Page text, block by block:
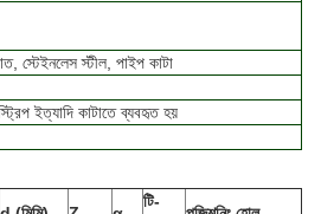
স্টেইনলেস স্টীল, পাইপ কাটা
ইত্যাদি কাটাতে ব্যবহৃত হয়
টি-